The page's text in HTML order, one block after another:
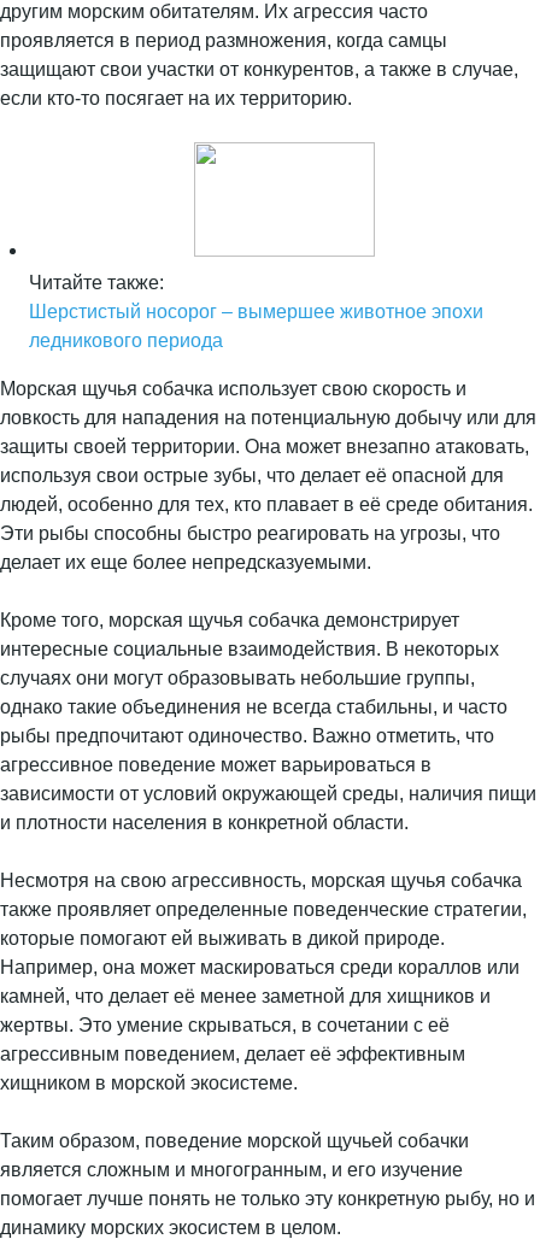
другим морским обитателям. Их агрессия часто
проявляется в период размножения, когда самцы
защищают свои участки от конкурентов, а также в случае,
если кто-то посягает на их территорию.
Читайте также:
Шерстистый носорог – вымершее животное эпохи
ледникового периода
Морская щучья собачка использует свою скорость и
ловкость для нападения на потенциальную добычу или для
защиты своей территории. Она может внезапно атаковать,
используя свои острые зубы, что делает её опасной для
людей, особенно для тех, кто плавает в её среде обитания.
Эти рыбы способны быстро реагировать на угрозы, что
делает их еще более непредсказуемыми.
Кроме того, морская щучья собачка демонстрирует
интересные социальные взаимодействия. В некоторых
случаях они могут образовывать небольшие группы,
однако такие объединения не всегда стабильны, и часто
рыбы предпочитают одиночество. Важно отметить, что
агрессивное поведение может варьироваться в
зависимости от условий окружающей среды, наличия пищи
и плотности населения в конкретной области.
Несмотря на свою агрессивность, морская щучья собачка
также проявляет определенные поведенческие стратегии,
которые помогают ей выживать в дикой природе.
Например, она может маскироваться среди кораллов или
камней, что делает её менее заметной для хищников и
жертвы. Это умение скрываться, в сочетании с её
агрессивным поведением, делает её эффективным
хищником в морской экосистеме.
Таким образом, поведение морской щучьей собачки
является сложным и многогранным, и его изучение
помогает лучше понять не только эту конкретную рыбу, но и
динамику морских экосистем в целом.